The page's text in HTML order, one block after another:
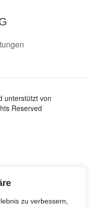
zu verbessern,
unterstützt von
Reserved